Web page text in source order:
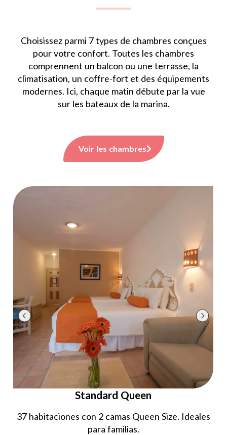
Choisissez parmi 7 types de chambres conçues
pour votre confort. Toutes les chambres
comprennent un balcon ou une terrasse, la
climatisation, un coffre-fort et des équipements
modernes. Ici, chaque matin débute par la vue
sur les bateaux de la marina.
Voir les chambres
Vue Marina King
Marina. Atardeceres inolvidables.